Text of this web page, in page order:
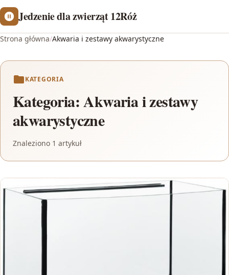
Jedzenie dla zwierząt 12Róż
Strona główna/Akwaria i zestawy akwarystyczne
KATEGORIA
Kategoria:Akwaria i zestawy
akwarystyczne
Znaleziono 1 artykuł